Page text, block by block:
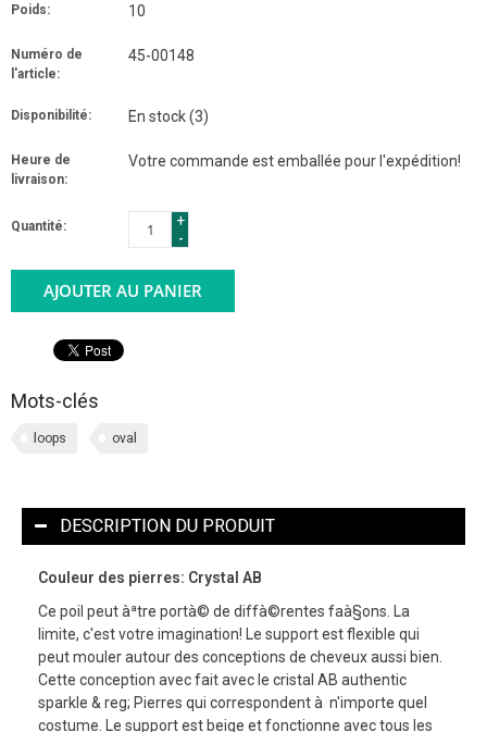
Poids: 10
Numéro de
l'article:
45-00148
Disponibilité: En stock(3)
Heure de
livraison:
Votre commande est emballée pour l'expédition!
Quantité:
+
-
AJOUTER AU PANIER
Mots-clés
loops oval
DESCRIPTION DU PRODUIT
Couleur des pierres: Crystal AB
Ce poil peut àªtre portà© de diffà©rentes faà§ons. La
limite, c'est votre imagination! Le support est flexible qui
peut mouler autour des conceptions de cheveux aussi bien.
Cette conception avec fait avec le cristal AB authentic
sparkle & reg; Pierres qui correspondent à n'importe quel
costume. Le support est beige et fonctionne avec tous les